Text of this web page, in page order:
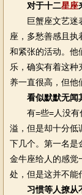
对于十二星座
巨蟹座文艺迷表
座，多愁善感且执
和紧张的活动。他
乐，确实有着这种
养一直很高，但他
看似默默无闻
有=些=人没有什
溢，但是却十分低
下几个。第一名是
金牛座给人的感觉
处，但是这并不能
习惯等人撩从